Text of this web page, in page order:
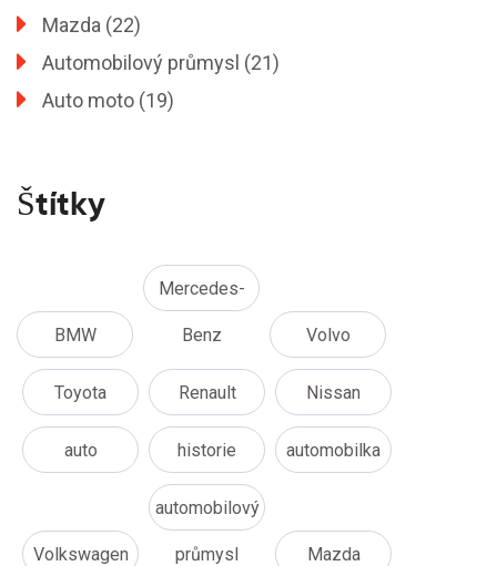
Mazda (22)
Automobilový průmysl (21)
Auto moto (19)
Štítky
BMW
Mercedes-
Benz Volvo
Toyota Renault Nissan
auto historie automobilka
Volkswagen
automobilový
průmysl Mazda